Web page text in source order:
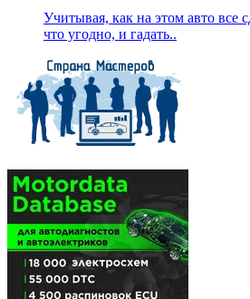
Учитывая, как на этом авто все
что угодно, и гадать..